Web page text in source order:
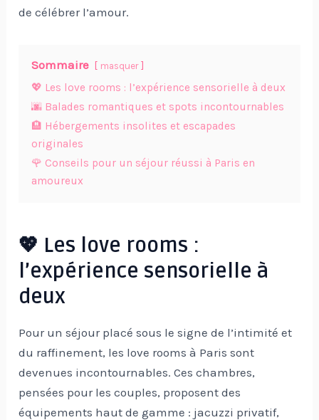
de célébrer l’amour.
Sommaire masquer
💖 Les love rooms : l’expérience sensorielle à deux
🌆 Balades romantiques et spots incontournables
🏨 Hébergements insolites et escapades
originales
🌹 Conseils pour un séjour réussi à Paris en
amoureux
💖 Les love rooms :
l’expérience sensorielle à
deux
Pour un séjour placé sous le signe de l’intimité et
du raffinement, les love rooms à Paris sont
devenues incontournables. Ces chambres,
pensées pour les couples, proposent des
équipements haut de gamme : jacuzzi privatif,